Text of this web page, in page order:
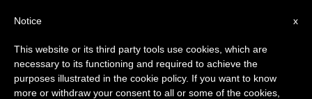
SPIRITUALITÀ E PREGHIERA
x
Notice
This website or its third party tools use cookies, which are
necessary to its functioning and required to achieve the
purposes illustrated in the cookie policy. If you want to know
more or withdraw your consent to all or some of the cookies,